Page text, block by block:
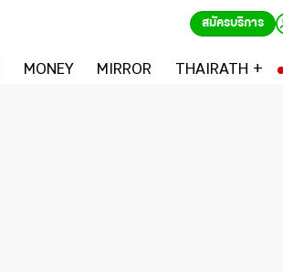
สมัครบริการ
MONEY MIRROR THAIRATH +